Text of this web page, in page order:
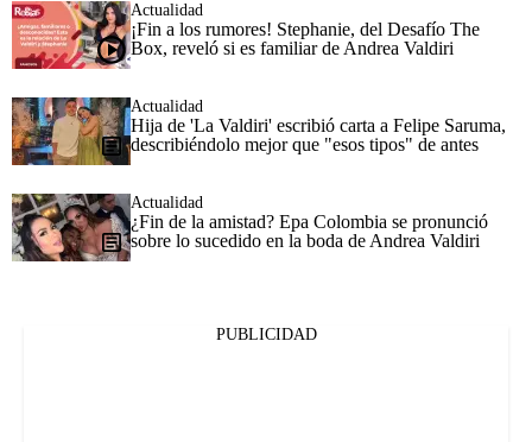
Actualidad
¡Fin a los rumores! Stephanie, del Desafío The
Box, reveló si es familiar de Andrea Valdiri
Actualidad
Hija de 'La Valdiri' escribió carta a Felipe Saruma,
describiéndolo mejor que "esos tipos" de antes
Actualidad
¿Fin de la amistad? Epa Colombia se pronunció
sobre lo sucedido en la boda de Andrea Valdiri
PUBLICIDAD